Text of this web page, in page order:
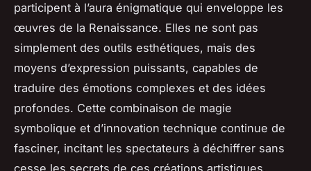
participent à l’aura énigmatique qui enveloppe les
œuvres de la Renaissance. Elles ne sont pas
simplement des outils esthétiques, mais des
moyens d’expression puissants, capables de
traduire des émotions complexes et des idées
profondes. Cette combinaison de magie
symbolique et d’innovation technique continue de
fasciner, incitant les spectateurs à déchiffrer sans